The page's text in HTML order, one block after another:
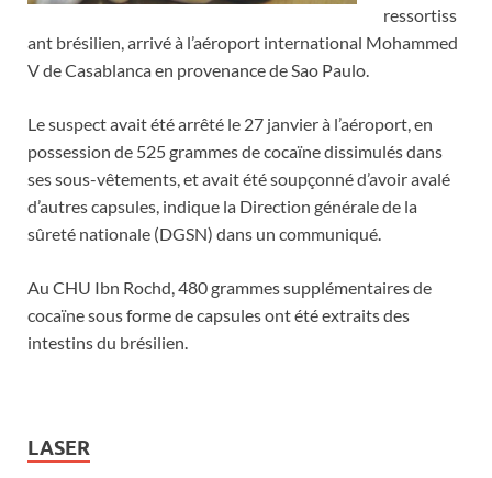
ressortiss
ant brésilien, arrivé à l’aéroport international Mohammed
V de Casablanca en provenance de Sao Paulo.
Le suspect avait été arrêté le 27 janvier à l’aéroport, en
possession de 525 grammes de cocaïne dissimulés dans
ses sous-vêtements, et avait été soupçonné d’avoir avalé
d’autres capsules, indique la Direction générale de la
sûreté nationale (DGSN) dans un communiqué.
Au CHU Ibn Rochd, 480 grammes supplémentaires de
cocaïne sous forme de capsules ont été extraits des
intestins du brésilien.
LASER